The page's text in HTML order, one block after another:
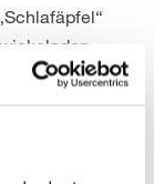
Gallen. Im
Sie